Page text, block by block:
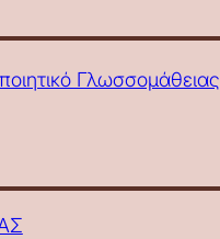
Γλωσσομάθειας